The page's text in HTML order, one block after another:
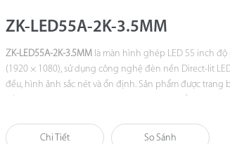
ZK-LED55A-2K-3.5MM
ZK-LED55A-2K-3.5MM là màn hình ghép LED 55 inch độ
(1920 × 1080), sử dụng công nghệ đèn nền Direct-lit
đều, hình ảnh sắc nét và ổn định. Sản phẩm được trang
thống hiển thị chuyên nghiệp.
Chi Tiết So Sánh